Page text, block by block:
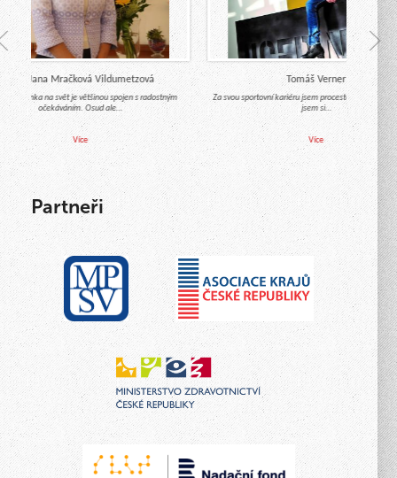
Mgr. Jana Mračková Vildumetzová
miminka na svět je většinou spojen s radostným
očekáváním. Osud ale…
Více
Tomáš Verner
Za svou sportovní kariéru jsem procestoval celý svět a
jsem si…
Více
Partneři